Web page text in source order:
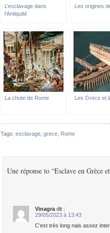
L’esclavage dans
l’Antiquité
Les origines
La chute de Rome Les Grecs et
Tags: esclavage grece Rome
Une réponse to “Esclave en Grèce
Vinagra dit :
29/05/2023 à 13:43
C’est très long nais assez